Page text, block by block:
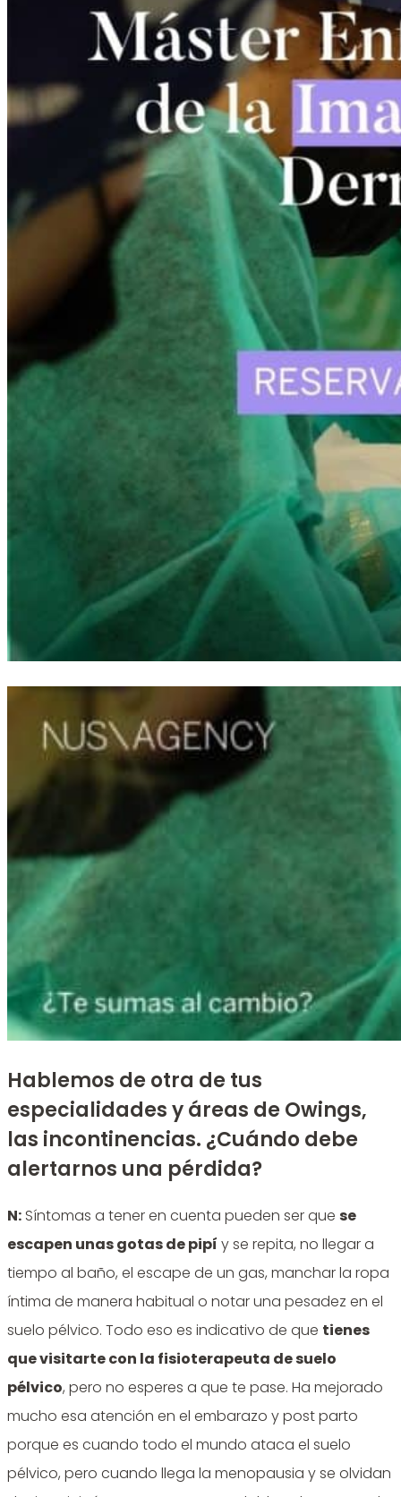
Hablemos de otra de tus
especialidades y áreas de Owings,
las incontinencias. ¿Cuándo debe
alertarnos una pérdida?
N: Síntomas a tener en cuenta pueden ser que se
escapen unas gotas de pipí y se repita, no llegar a
tiempo al baño, el escape de un gas, manchar la ropa
íntima de manera habitual o notar una pesadez en el
suelo pélvico. Todo eso es indicativo de que tienes
que visitarte con la fisioterapeuta de suelo
pélvico, pero no esperes a que te pase. Ha mejorado
mucho esa atención en el embarazo y post parto
porque es cuando todo el mundo ataca el suelo
pélvico, pero cuando llega la menopausia y se olvidan